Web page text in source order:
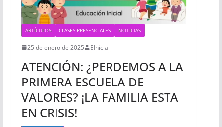
ARTÍCULOS CLASES PRESENCIALES NOTICIAS
25 de enero de 2025 EInicial
ATENCIÓN: ¿PERDEMOS A LA
PRIMERA ESCUELA DE
VALORES? ¡LA FAMILIA ESTA
EN CRISIS!